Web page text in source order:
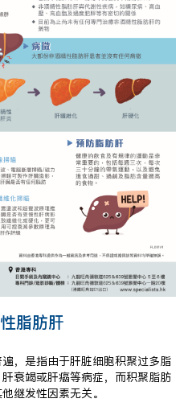
脂肪肝
，是指由于肝脏细胞积聚过多脂
衰竭或肝癌等病症，而积聚脂肪
继发性因素无关。